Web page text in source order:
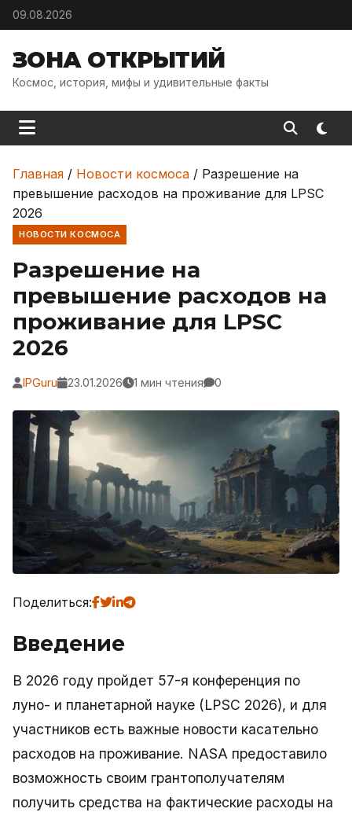
Skip to content
09.08.2026
ЗОНА ОТКРЫТИЙ
Космос, история, мифы и удивительные факты
Главная / Новости космоса / Разрешение на
превышение расходов на проживание для LPSC
2026
НОВОСТИ КОСМОСА
Разрешение на
превышение расходов на
проживание для LPSC
2026
IPGuru 23.01.2026 1 мин чтения 0
Поделиться:
Введение
В 2026 году пройдет 57-я конференция по
луно- и планетарной науке (LPSC 2026), и для
участников есть важные новости касательно
расходов на проживание. NASA предоставило
возможность своим грантополучателям
получить средства на фактические расходы на